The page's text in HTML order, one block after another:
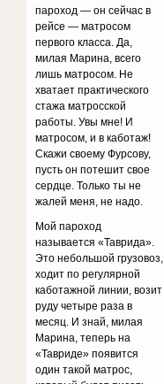
пароход — он сейчас в
рейсе — матросом
первого класса. Да,
милая Марина, всего
лишь матросом. Не
хватает практического
стажа матросской
работы. Увы мне! И
матросом, и в каботаж!
Скажи своему Фурсову,
пусть он потешит свое
сердце. Только ты не
жалей меня, не надо.
Мой пароход
называется «Таврида».
Это небольшой грузовоз,
ходит по регулярной
каботажной линии, возит
руду четыре раза в
месяц. И знай, милая
Марина, теперь на
«Тавриде» появится
один такой матрос,